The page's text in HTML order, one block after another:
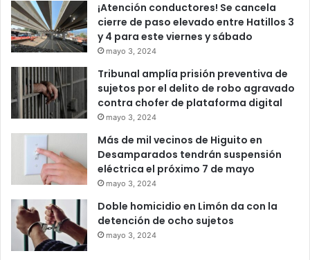
¡Atención conductores! Se cancela
cierre de paso elevado entre Hatillos 3
y 4 para este viernes y sábado
mayo 3, 2024
Tribunal amplía prisión preventiva de
sujetos por el delito de robo agravado
contra chofer de plataforma digital
mayo 3, 2024
Más de mil vecinos de Higuito en
Desamparados tendrán suspensión
eléctrica el próximo 7 de mayo
mayo 3, 2024
Doble homicidio en Limón da con la
detención de ocho sujetos
mayo 3, 2024